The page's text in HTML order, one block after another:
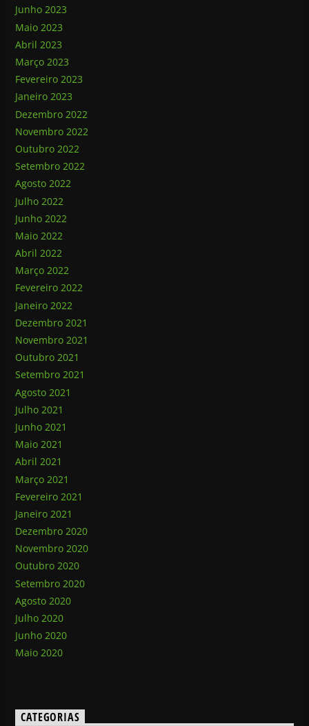
Junho 2023
Maio 2023
Abril 2023
Março 2023
Fevereiro 2023
Janeiro 2023
Dezembro 2022
Novembro 2022
Outubro 2022
Setembro 2022
Agosto 2022
Julho 2022
Junho 2022
Maio 2022
Abril 2022
Março 2022
Fevereiro 2022
Janeiro 2022
Dezembro 2021
Novembro 2021
Outubro 2021
Setembro 2021
Agosto 2021
Julho 2021
Junho 2021
Maio 2021
Abril 2021
Março 2021
Fevereiro 2021
Janeiro 2021
Dezembro 2020
Novembro 2020
Outubro 2020
Setembro 2020
Agosto 2020
Julho 2020
Junho 2020
Maio 2020
CATEGORIAS